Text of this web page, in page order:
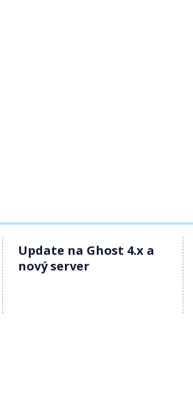
Update na Ghost 4.x a
nový server